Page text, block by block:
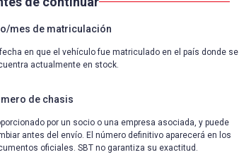
mes de matriculación
fecha en que el vehículo fue matriculado en el país donde se
actualmente en stock.
de chasis
por un socio o una empresa asociada, y puede
antes del envío. El número definitivo aparecerá en los
oficiales. SBT no garantiza su exactitud.